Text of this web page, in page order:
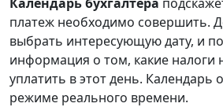
платеж необходимо совершить.
выбрать интересующую дату, и
информация о том, какие налоги
уплатить в этот день. Календарь
режиме реального времени.